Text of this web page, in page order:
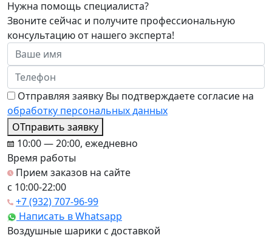
Нужна помощь специалиста?
Звоните сейчас и получите профессиональную
консультацию от нашего эксперта!
Отправляя заявку Вы подтверждаете согласие на
обработку персональных данных
ОТправить заявку
10:00 — 20:00, ежедневно
Время работы
Прием заказов на сайте
c 10:00-22:00
+7 (932) 707-96-99
Написать в Whatsapp
Воздушные шарики с доставкой